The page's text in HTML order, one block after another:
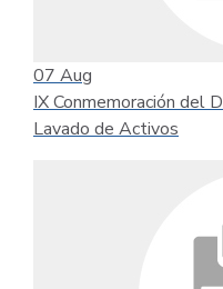
07 Aug
IX Conmemoración del
Lavado de Activos